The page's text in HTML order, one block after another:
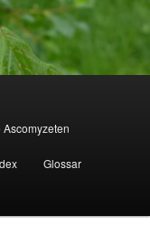
Glossar